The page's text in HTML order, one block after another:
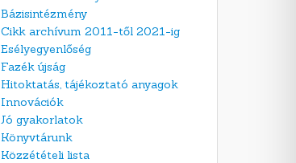
Bázisintézmény
Cikk archívum 2011-től 2021-ig
Esélyegyenlőség
Fazék újság
Hitoktatás, tájékoztató anyagok
Innovációk
Jó gyakorlatok
Könyvtárunk
Közzétételi lista